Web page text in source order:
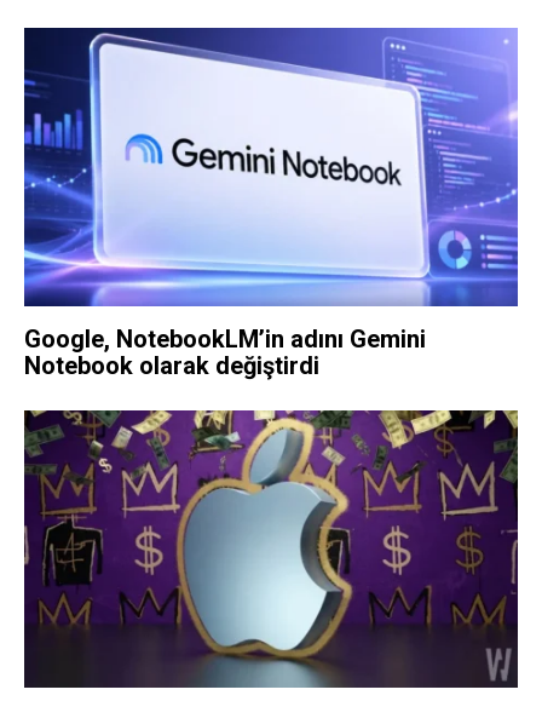
Google, NotebookLM’in adını Gemini
Notebook olarak değiştirdi